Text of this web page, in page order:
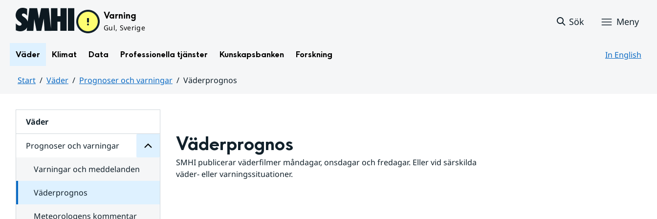
Hoppa till sidans innehåll Varning
Gul, Sverige
Sök Meny
Väder Klimat Data Professionella tjänster Kunskapsbanken Forskning In English
Start Väder Prognoser och varningar
Väderprognos
Väder
Prognoser och varningar
för
varningar
Varningar och meddelanden
Väderprognos
Meteorologens kommentar
Väderprognos
SMHI publicerar väderfilmer måndagar, onsdagar och fredagar. Eller vid särskilda
väder- eller varningssituationer.